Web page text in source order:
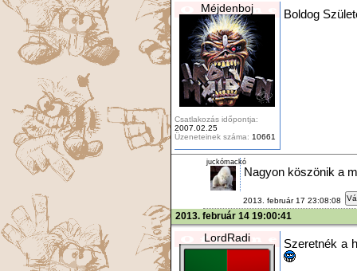
Méjdenboj
Csatlakozás időpontja:
2007.02.25
Üzeneteinek száma: 10661
Boldog
juckómackó
Nagyon köszönik a
2013. február 17 23:08:08
2013. február 14 19:00:41
LordRadi Szeretnék a